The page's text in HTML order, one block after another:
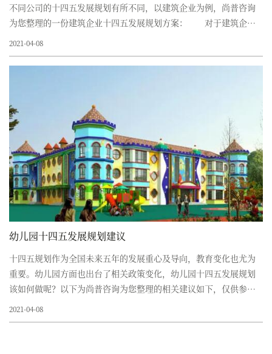
不同公司的十四五发展规划有所不同，以建筑企业为例，尚普咨询
为您整理的一份建筑企业十四五发展规划方案： 对于建筑企业
2021-04-08
幼儿园十四五发展规划建议
十四五规划作为全国未来五年的发展重心及导向，教育变化也尤为
重要。幼儿园方面也出台了相关政策变化，幼儿园十四五发展规划
该如何做呢？以下为尚普咨询为您整理的相关建议如下，仅供参
2021-04-08